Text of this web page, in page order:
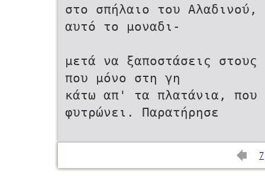
στο σπήλαιο του Αλαδινού,
αυτό το μοναδι-
μετά να ξαποστάσεις στους
που μόνο στη γη
κάτω απ' τα πλατάνια, που
φυτρώνει. Παρατήρησε
7